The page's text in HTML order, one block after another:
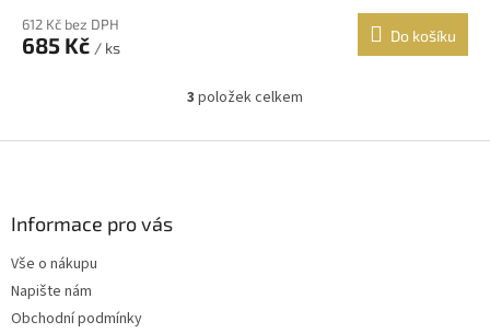
612 Kč bez DPH
685 Kč / ks
Do košíku
O
l
3 položek celkem
Informace pro vás
Vše o nákupu
Napište nám
Obchodní podmínky